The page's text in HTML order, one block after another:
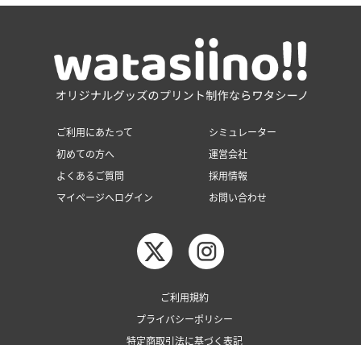
ご利用にあたって
シミュレーター
初めての方へ
運営会社
よくあるご質問
採用情報
マイページへログイン
お問い合わせ
ご利用規約
プライバシーポリシー
特定商取引法に基づく表記